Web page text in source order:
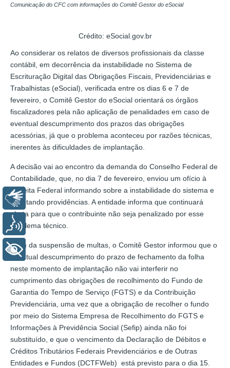
Comunicação do CFC com informações do Comitê Gestor do eSocial
Crédito: eSocial.gov.br
Ao considerar os relatos de diversos profissionais da classe
contábil, em decorrência da instabilidade no Sistema de
Escrituração Digital das Obrigações Fiscais, Previdenciárias e
Trabalhistas (eSocial), verificada entre os dias 6 e 7 de
fevereiro, o Comitê Gestor do eSocial orientará os órgãos
fiscalizadores pela não aplicação de penalidades em caso de
eventual descumprimento dos prazos das obrigações
acessórias, já que o problema aconteceu por razões técnicas,
inerentes às dificuldades de implantação.
A decisão vai ao encontro da demanda do Conselho Federal de
Contabilidade, que, no dia 7 de fevereiro, enviou um ofício à
Receita Federal informando sobre a instabilidade do sistema e
solicitando providências. A entidade informa que continuará
alerta para que o contribuinte não seja penalizado por esse
problema técnico.
Além da suspensão de multas, o Comitê Gestor informou que o
eventual descumprimento do prazo de fechamento da folha
neste momento de implantação não vai interferir no
cumprimento das obrigações de recolhimento do Fundo de
Garantia do Tempo de Serviço (FGTS) e da Contribuição
Previdenciária, uma vez que a obrigação de recolher o fundo
por meio do Sistema Empresa de Recolhimento do FGTS e
Informações à Previdência Social (Sefip) ainda não foi
substituído, e que o vencimento da Declaração de Débitos e
Créditos Tributários Federais Previdenciários e de Outras
Entidades e Fundos (DCTFWeb) está previsto para o dia 15.
Libras
Voz
+ Acessibilidade